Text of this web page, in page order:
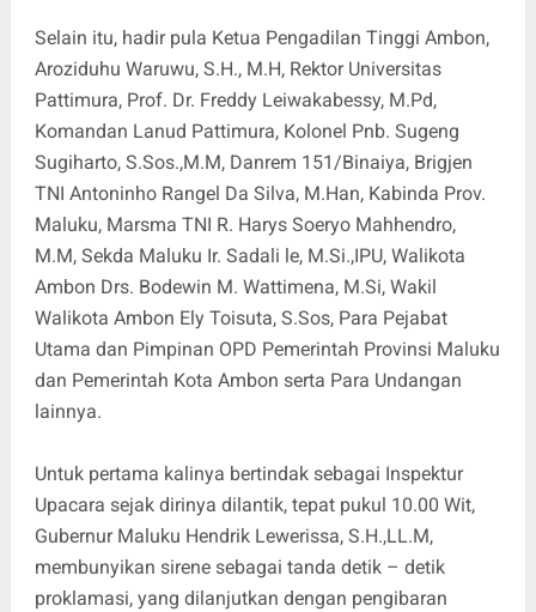
Selain itu, hadir pula Ketua Pengadilan Tinggi Ambon,
Aroziduhu Waruwu, S.H., M.H, Rektor Universitas
Pattimura, Prof. Dr. Freddy Leiwakabessy, M.Pd,
Komandan Lanud Pattimura, Kolonel Pnb. Sugeng
Sugiharto, S.Sos.,M.M, Danrem 151/Binaiya, Brigjen
TNI Antoninho Rangel Da Silva, M.Han, Kabinda Prov.
Maluku, Marsma TNI R. Harys Soeryo Mahhendro,
M.M, Sekda Maluku Ir. Sadali le, M.Si.,IPU, Walikota
Ambon Drs. Bodewin M. Wattimena, M.Si, Wakil
Walikota Ambon Ely Toisuta, S.Sos, Para Pejabat
Utama dan Pimpinan OPD Pemerintah Provinsi Maluku
dan Pemerintah Kota Ambon serta Para Undangan
lainnya.
Untuk pertama kalinya bertindak sebagai Inspektur
Upacara sejak dirinya dilantik, tepat pukul 10.00 Wit,
Gubernur Maluku Hendrik Lewerissa, S.H.,LL.M,
membunyikan sirene sebagai tanda detik – detik
proklamasi, yang dilanjutkan dengan pengibaran